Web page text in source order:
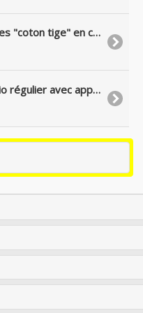
Bâtonnets d'oreilles "coton tige" en coton bio, boite de 200
Tampons coton bio régulier avec applicateur, boite de 16